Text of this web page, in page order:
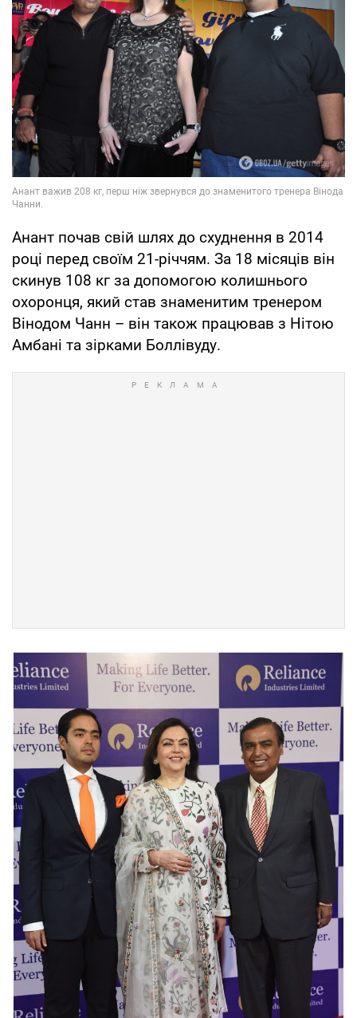
Анант почав свій шлях до схуднення в 2014
році перед своїм 21-річчям. За 18 місяців він
скинув 108 кг за допомогою колишнього
охоронця, який став знаменитим тренером
Вінодом Чанн – він також працював з Нітою
Амбані та зірками Боллівуду.